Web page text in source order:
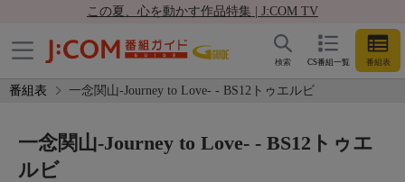
この夏、心を動かす作品特集 | J:COM TV
CS番組一覧 番組表
検索
番組表 一念関山-Journey to Love- - BS12トゥエルビ
一念関山-Journey to Love- - BS12トゥエ
ルビ